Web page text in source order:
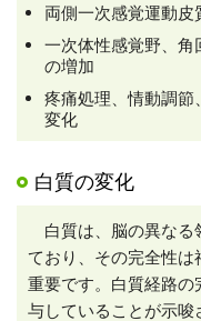
両側一次感覚運動
一次体性感覚野、角
の増加
疼痛処理、情動調節
変化
白質の変化
白質は、脳の異なる
ており、その完全性は
重要です。白質経路の
与していることが示